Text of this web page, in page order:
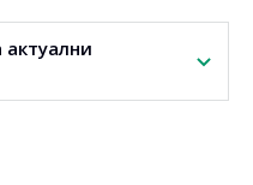
избора на най-
актуални